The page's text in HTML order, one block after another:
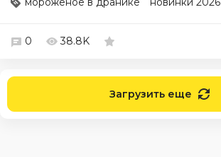
0 38.8K
Загрузить еще